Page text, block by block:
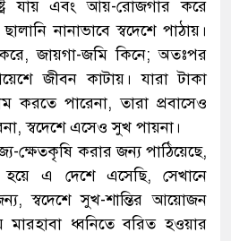
যায় এবং আয়-রোজগার করে
নানাভাবে স্বদেশে পাঠায়।
জায়গা-জমি কিনে; অতঃপর
জীবন কাটায়। যারা টাকা
করতে পারেনা, তারা প্রবাসেও
স্বদেশে এসেও সুখ পায়না।
ক্ষেতকৃষি করার জন্য পাঠিয়েছে,
এ দেশে এসেছি, সেখানে
স্বদেশে সুখ-শান্তির আয়োজন
ধ্বনিতে বরিত হওয়ার